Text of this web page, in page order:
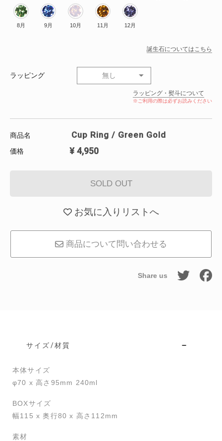
8月 9月 10月 11月 12月
誕生石についてはこちら
ラッピング 無し
ラッピング・熨斗について
※ご利用の際は必ずお読みください
商品名 Cup Ring / Green Gold
価格 ¥ 4,950
SOLD OUT
お気に入りリストへ
商品について問い合わせる
Share us
サイズ/材質
本体サイズ
φ70 x 高さ95mm 240ml
BOXサイズ
幅115 x 奥行80 x 高さ112mm
素材